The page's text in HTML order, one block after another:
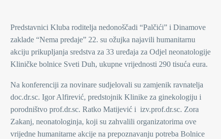
Predstavnici Kluba roditelja nedonoščadi “Palčići” i Dinamove
zaklade “Nema predaje” 22. su ožujka najavili humanitarnu
akciju prikupljanja sredstva za 33 uređaja za Odjel neonatologije
Kliničke bolnice Sveti Duh, ukupne vrijednosti 290 tisuća eura.
Na konferenciji za novinare sudjelovali su zamjenik ravnatelja
doc.dr.sc. Igor Alfirević, predstojnik Klinike za ginekologiju i
porodništvo prof.dr.sc. Ratko Matijević i izv.prof.dr.sc. Zora
Zakanj, neonatologinja, koji su zahvalili organizatorima ove
vrijedne humanitarne akcije na prepoznavanju potreba Bolnice